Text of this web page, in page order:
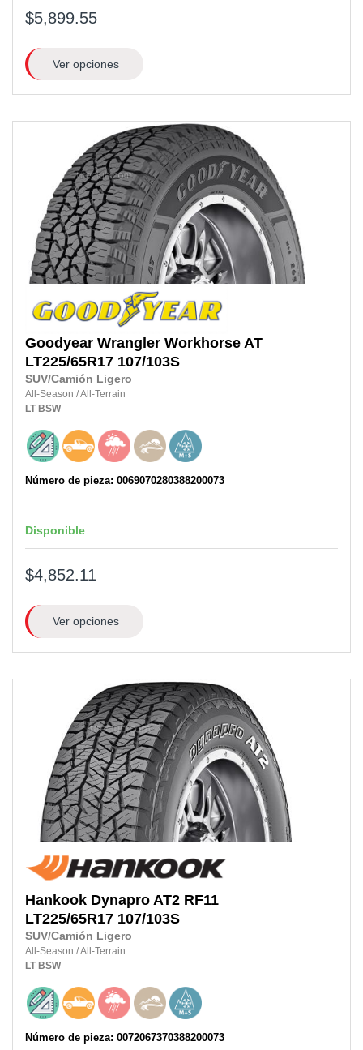
$5,899.55
Ver opciones
Goodyear Wrangler Workhorse AT
LT225/65R17 107/103S
SUV/Camión Ligero
All-Season /All-Terrain
LT BSW
Número de pieza: 0069070280388200073
Disponible
$4,852.11
Ver opciones
Hankook Dynapro AT2 RF11
LT225/65R17 107/103S
SUV/Camión Ligero
All-Season /All-Terrain
LT BSW
Número de pieza: 0072067370388200073